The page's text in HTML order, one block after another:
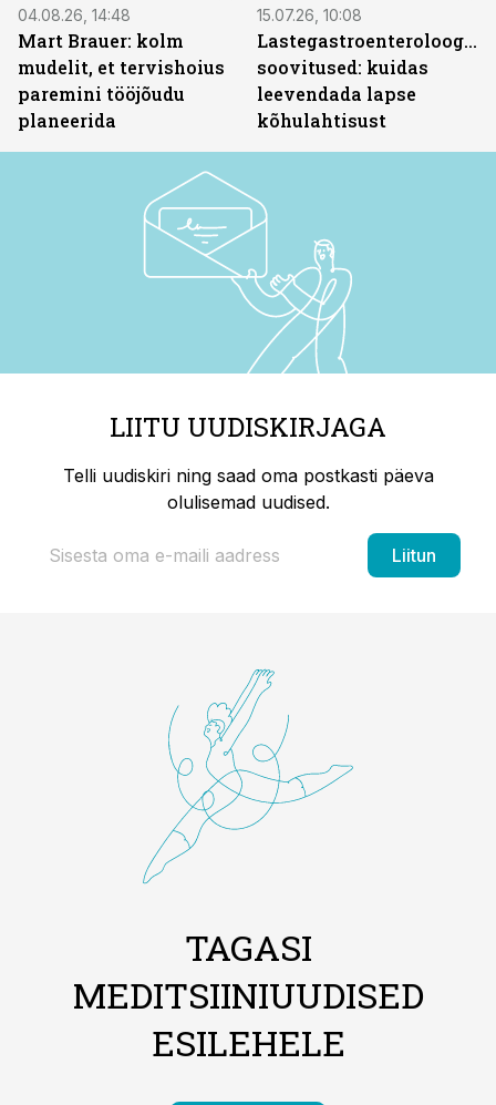
04.08.26, 14:48
Mart Brauer: kolm
mudelit, et tervishoius
paremini tööjõudu
planeerida
15.07.26, 10:08
Lastegastroenteroloogide
soovitused: kuidas
leevendada lapse
kõhulahtisust
LIITU UUDISKIRJAGA
Telli uudiskiri ning saad oma postkasti päeva
olulisemad uudised.
Liitun
TAGASI
MEDITSIINIUUDISED
ESILEHELE